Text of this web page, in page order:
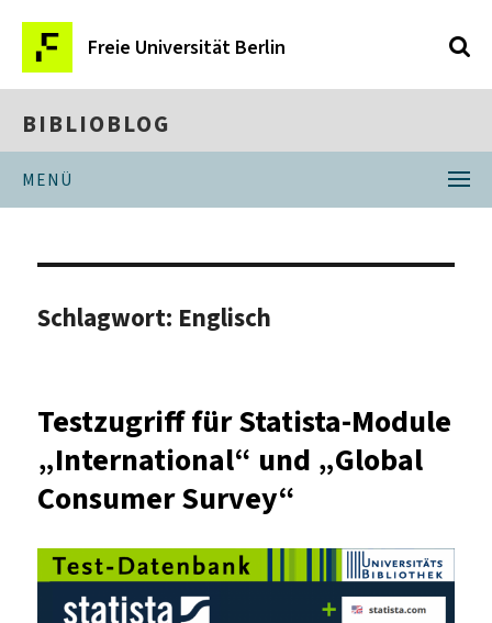
Freie Universität Berlin
BIBLIOBLOG
MENÜ
Schlagwort: Englisch
Testzugriff für Statista-Module
„International“ und „Global
Consumer Survey“